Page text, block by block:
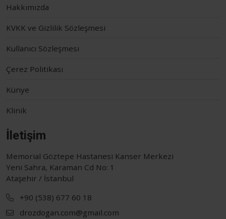
Hakkımızda
KVKK ve Gizlilik Sözleşmesi
Kullanıcı Sözleşmesi
Çerez Politikası
Künye
Klinik
İletişim
Memorial Göztepe Hastanesi Kanser Merkezi
Yeni Sahra, Karaman Cd No: 1
Ataşehir / İstanbul
+90 (538) 677 60 18
drozdogan.com@gmail.com